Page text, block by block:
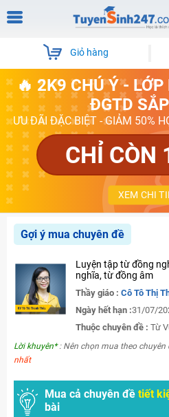
Giỏ hàng
🔥 2K9 CHÚ Ý -
ĐGTD
ƯU ĐÃI ĐẶC BIỆT - GIẢM 50%
CHỈ CÒN
XEM CHI
Gợi ý mua chuyên đề
Luyện tập từ đồng
nghĩa, từ đồng âm
Thầy giáo : Cô Tô Thị
Ngày hết hạn :31/07/
Thuộc chuyên đề : Từ
Lời khuyên*: Nên chọn mua theo chuyên
nhất
Mua cả chuyên đề tiết
bài